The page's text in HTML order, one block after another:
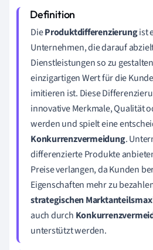
DieProduktdifferenzierungist
Unternehmen, die darauf
Dienstleistungen so zu
einzigartigen Wert für die
imitieren ist. Diese
innovative Merkmale, Qualität
werden und spielt eine
Konkurrenzvermeidung.
differenzierte Produkte
Preise verlangen, da Kunden
Eigenschaften mehr zu
strategischen
auch durch
unterstützt werden.